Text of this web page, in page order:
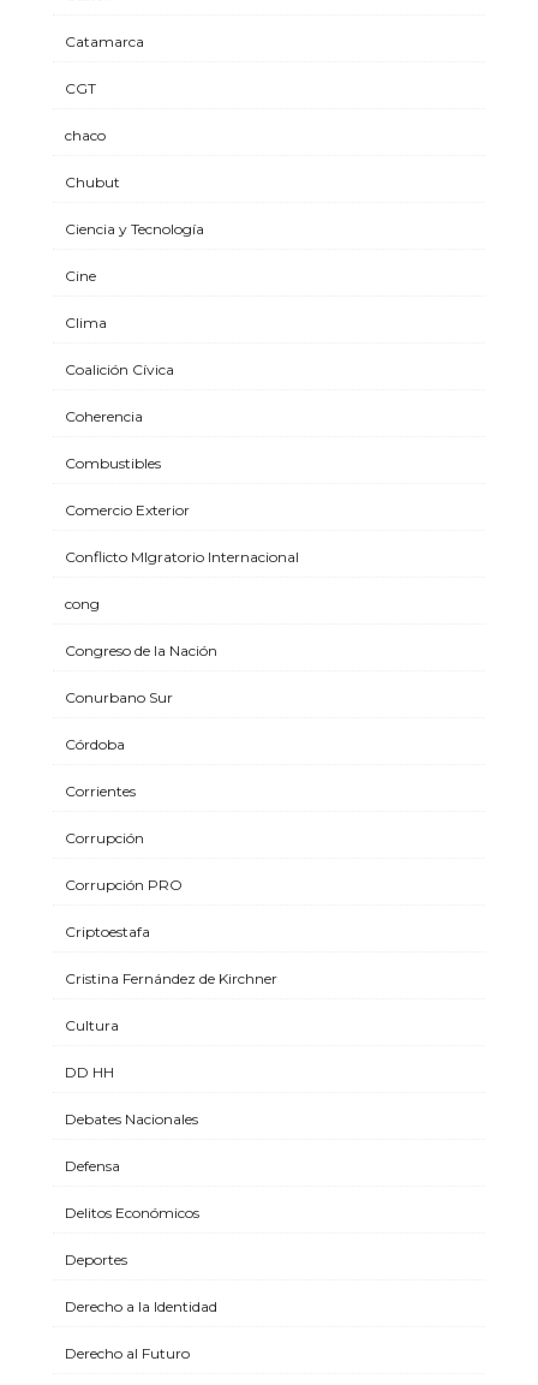
Catamarca
CGT
chaco
Chubut
Ciencia y Tecnología
Cine
Clima
Coalición Cívica
Coherencia
Combustibles
Comercio Exterior
Conflicto MIgratorio Internacional
cong
Congreso de la Nación
Conurbano Sur
Córdoba
Corrientes
Corrupción
Corrupción PRO
Criptoestafa
Cristina Fernández de Kirchner
Cultura
DD HH
Debates Nacionales
Defensa
Delitos Económicos
Deportes
Derecho a la Identidad
Derecho al Futuro